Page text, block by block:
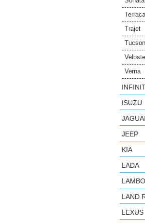
Trajet
Tucson
Verna
ISUZU
JEEP
KIA
LADA
LAND
LEXUS